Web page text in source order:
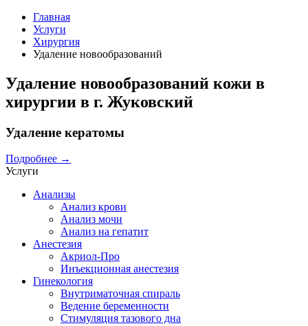
Главная
Услуги
Хирургия
Удаление новообразований
Удаление новообразований кожи в
хирургии в г. Жуковский
Удаление кератомы
Подробнее →
Услуги
Анализы
Анализ крови
Анализ мочи
Анализ на гепатит
Анестезия
Акриол-Про
Инъекционная анестезия
Гинекология
Внутриматочная спираль
Ведение беременности
Стимуляция тазового дна